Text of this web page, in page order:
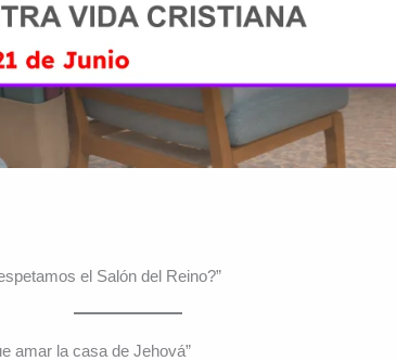
el Salón del Reino?”
amar la casa de Jehová”